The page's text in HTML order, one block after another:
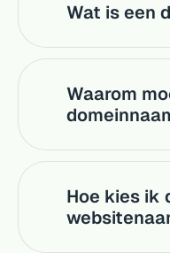
Wat is een
Waarom
Hoe kies ik